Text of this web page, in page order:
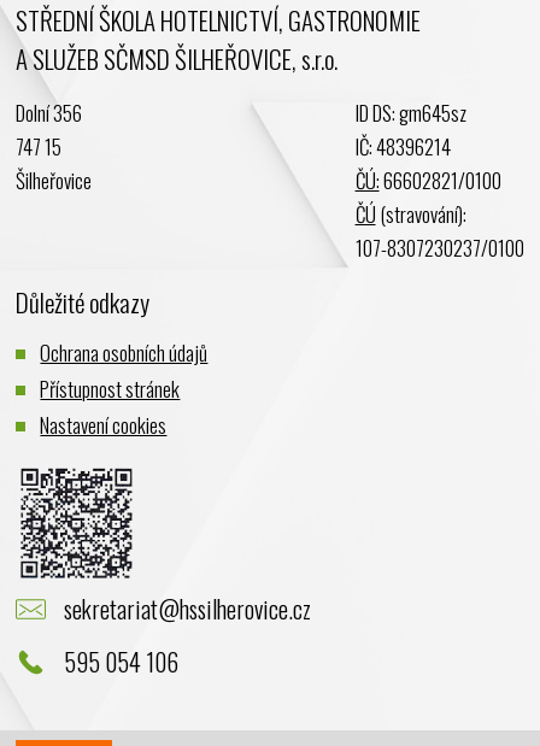
STŘEDNÍ ŠKOLA HOTELNICTVÍ, GASTRONOMIE
A SLUŽEB SČMSD ŠILHEŘOVICE, s.r.o.
Dolní 356
747 15
Šilheřovice
ID DS: gm645sz
IČ: 48396214
ČÚ:66602821/0100
ČÚ (stravování):
107-8307230237/0100
Důležité odkazy
Ochrana osobních údajů
Přístupnost stránek
Nastavení cookies
sekretariat@hssilherovice.cz
595 054 106